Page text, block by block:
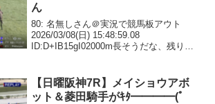
ん
80: 名無しさん＠実況で競馬板アウト
2026/03/08(日) 15:48:59.08
ID:D+IB15gI02000m長そうだな、残り
15...
【日曜阪神7R】メイショウアボ
ット＆菱田騎手がｷﾀ━━━━(ﾟ